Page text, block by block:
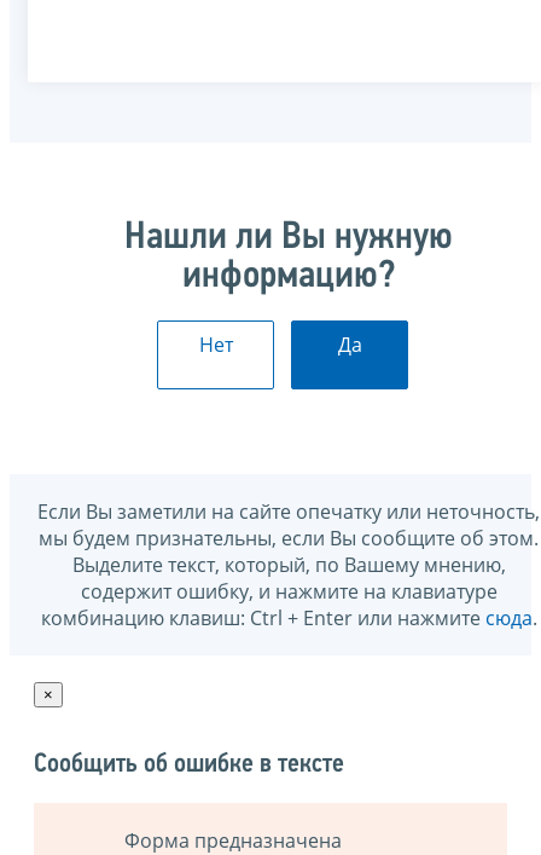
Нашли ли Вы нужную
информацию?
Нет Да
Если Вы заметили на сайте опечатку или неточность,
мы будем признательны, если Вы сообщите об этом.
Выделите текст, который, по Вашему мнению,
содержит ошибку, и нажмите на клавиатуре
комбинацию клавиш: Ctrl + Enter или нажмите сюда.
×
Сообщить об ошибке в тексте
Форма предназначена